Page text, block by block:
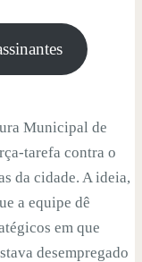
Municipal de
tarefa contra o
da cidade. A ideia,
a equipe dê
em que
desempregado